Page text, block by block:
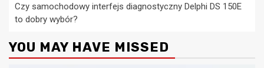
Czy samochodowy interfejs diagnostyczny Delphi DS 150E
to dobry wybór?
YOU MAY HAVE MISSED